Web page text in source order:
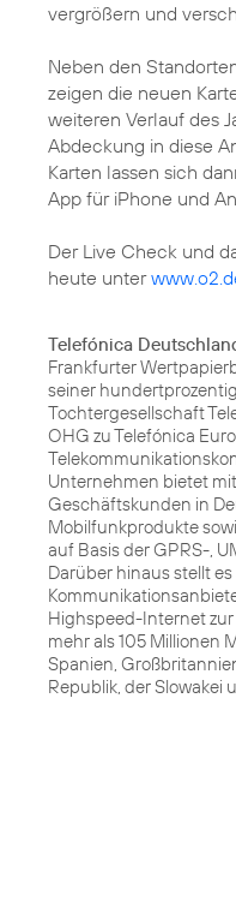
vergrößern und
Neben den
zeigen die neuen
weiteren Verlauf des
Abdeckung in diese
Karten lassen sich
App für iPhone und
Der Live Check und
heute unter
Telefónica
Frankfurter
seiner
Tochtergesellschaft
OHG zu Telefónica
Unternehmen bietet
Geschäftskunden in
Mobilfunkprodukte
auf Basis der GPRS-,
Darüber hinaus stellt
Highspeed-Internet
mehr als 105 Millionen
Spanien,
Republik, der Slowakei